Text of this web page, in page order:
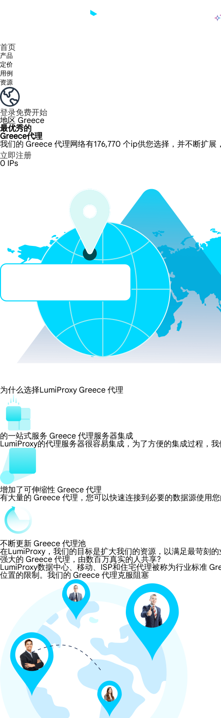
首页
产品
定价
用例
资源
登录免费开始
地区 Greece
最优秀的
Greece代理
我们的 Greece 代理网络有176,770 个ip供您选择，并不断扩
立即注册
0 IPs
为什么选择LumiProxy Greece 代理
的一站式服务 Greece 代理服务器集成
LumiProxy的代理服务器很容易集成，为了方便的集成过程，
增加了可伸缩性 Greece 代理
有大量的 Greece 代理，您可以快速连接到必要的数据源使用
不断更新 Greece 代理池
在LumiProxy，我们的目标是扩大我们的资源，以满足最苛刻
强大的 Greece 代理，由数百万真实的人共享?
LumiProxy数据中心、移动、ISP和住宅代理被称为行业标准
位置的限制。我们的 Greece 代理克服阻塞